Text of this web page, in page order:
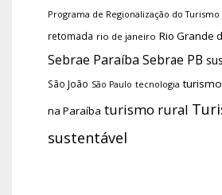
Programa de Regionalização do Turismo
retomada rio de janeiro Rio Grande
Sebrae Paraíba Sebrae PB
São João São Paulo tecnologia
na Paraíba turismo rural
sustentável